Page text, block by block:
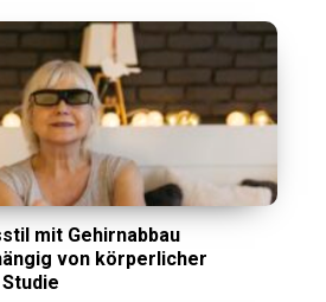
mit Gehirnabbau
von körperlicher